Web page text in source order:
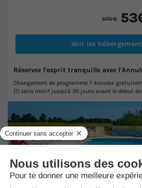
670 €
Voir les
Réservez l'esprit tranquille avec
Changement de programme ? Annulez
(1) sans motif jusqu'à 30 jours avant le début